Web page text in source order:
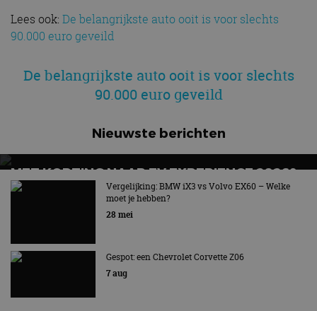
Lees ook: De belangrijkste auto ooit is voor slechts
90.000 euro geveild
De belangrijkste auto ooit is voor slechts
90.000 euro geveild
Nieuwste berichten
MET KORTING NAAR EV EXPERIENCE 2026?
AUTORAI REGELT HET!
EV Experience 2026 van 24 tot 26 september
Vergelijking: BMW iX3 vs Volvo EX60 – Welke
moet je hebben?
28 mei
Gespot: een Chevrolet Corvette Z06
7 aug